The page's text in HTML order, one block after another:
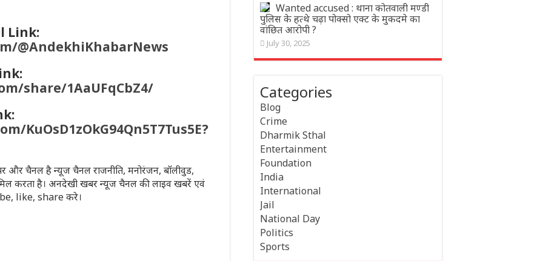
Link:
@AndekhiKhabarNews
share/1AaUFqCbZ4/
KuOsD1zOkG94Qn5T7Tus5E?
और चैनल है न्यूज चैनल राजनीति, मनोरंजन, बॉलीवुड,
करता है। अनदेखी खबर न्यूज चैनल की लाइव खबरें एवं
like, share करे।
Wanted accused : थाना कोतवाली मण्डी
पुलिस के हत्थे चढ़ा पोक्सो एक्ट के मुकदमे का
वांछित आरोपी ?
July 30, 2025
Categories
Blog
Crime
Dharmik Sthal
Entertainment
Foundation
India
International
Jail
National Day
Politics
Sports